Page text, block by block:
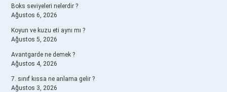
Boks seviyeleri nelerdir ?
Ağustos 6, 2026
Koyun ve kuzu eti aynı mı ?
Ağustos 5, 2026
Avantgarde ne demek ?
Ağustos 4, 2026
7. sınıf kıssa ne anlama gelir ?
Ağustos 3, 2026